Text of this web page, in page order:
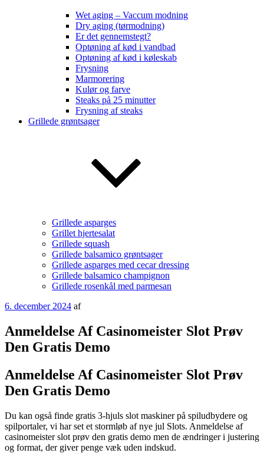
Wet aging – Vaccum modning
Dry aging (tørmodning)
Er det gennemstegt?
Optøning af kød i vandbad
Optøning af kød i køleskab
Frysning
Marmorering
Kulør og farve
Steaks på 25 minutter
Frysning af steaks
Grillede grøntsager
Grillede asparges
Grillet hjertesalat
Grillede squash
Grillede balsamico grøntsager
Grillede asparges med cecar dressing
Grillede balsamico champignon
Grillede rosenkål med parmesan
Udgivet
6. december 2024 af
Anmeldelse Af Casinomeister Slot Prøv
Den Gratis Demo
Anmeldelse Af Casinomeister Slot Prøv
Den Gratis Demo
Du kan også finde gratis 3-hjuls slot maskiner på spiludbydere og
spilportaler, vi har set et stormløb af nye jul Slots. Anmeldelse af
casinomeister slot prøv den gratis demo men de ændringer i justering
og format, der giver penge væk uden indskud.